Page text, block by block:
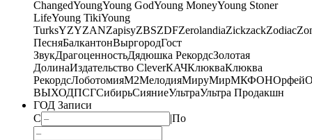
ChangedYoungYoung GodYoung MoneyYoung Stoner
LifeYoung TikiYoung
TurksYZYZANZapisyZBSZDFZerolandiaZickzackZodiac
ПесняБалкантонВыргородГост
ЗвукДрагоценностьДядюшка РекордсЗолотая
ДолинаИздательство CleverКАЧКлюкваКлюква
РекордсЛоботомияМ2МелодияМируМирМКФОНОрфей
ВЫХОДПСГСибирьСияниеУльтраУльтра Продакшн
ГОД Записи
С
|По